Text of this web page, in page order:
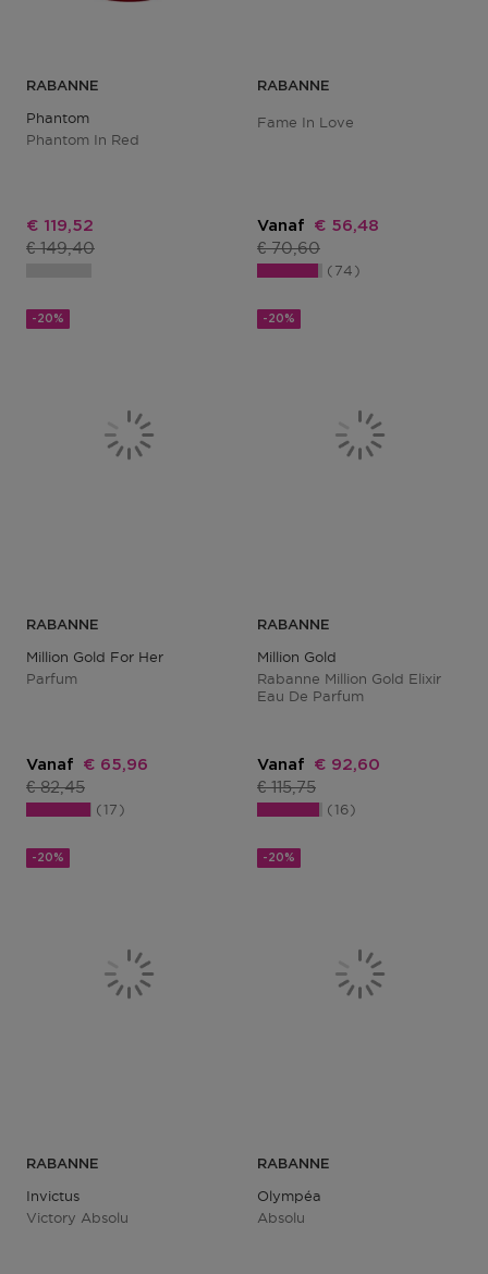
RABANNE
Phantom
Phantom In Red
Kortingsprijs
€ 119,52
Productprijs
€ 149,40
RABANNE
Fame In Love
Vanaf Kortingsprijs
€ 56,48
Productprijs
€ 70,60
74
-20%
RABANNE
Million Gold For Her
Parfum
Vanaf Kortingsprijs
€ 65,96
Productprijs
€ 82,45
17
-20%
RABANNE
Million Gold
Rabanne Million Gold Elixir
Eau De Parfum
Vanaf Kortingsprijs
€ 92,60
Productprijs
€ 115,75
16
-20%
RABANNE
Invictus
Victory Absolu
-20%
RABANNE
Olympéa
Absolu